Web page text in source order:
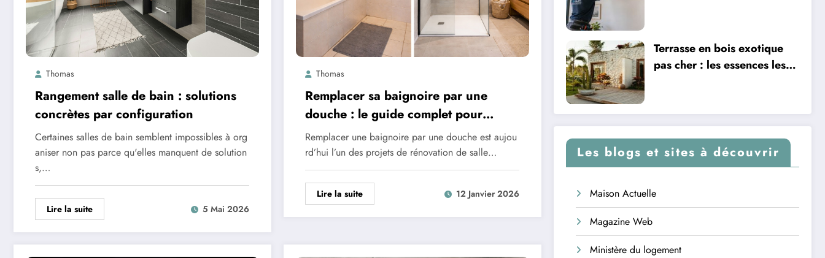
Thomas
Rangement salle de bain : solutions
concrètes par configuration
Certaines salles de bain semblent impossibles à org
aniser non pas parce qu'elles manquent de solution
s,…
Lire la suite 5 Mai 2026
Thomas
Remplacer sa baignoire par une
douche : le guide complet pour
réussir sa transformation de salle de
bain
Remplacer une baignoire par une douche est aujou
rd’hui l’un des projets de rénovation de salle…
Lire la suite 12 Janvier 2026
Terrasse en bois exotique
pas cher : les essences les
Les blogs et sites à découvrir
Maison Actuelle
Magazine Web
Ministère du logement